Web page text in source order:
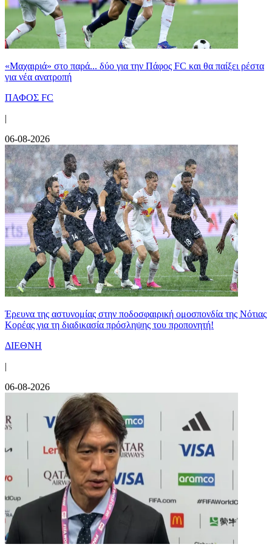
«Μαχαιριά» στο παρά... δύο για την Πάφος FC και θα παίξει ρέστα
για νέα ανατροπή
ΠΑΦΟΣ FC
|
06-08-2026
Έρευνα της αστυνομίας στην ποδοσφαιρική ομοσπονδία της Νότιας
Κορέας για τη διαδικασία πρόσληψης του προπονητή!
ΔΙΕΘΝΗ
|
06-08-2026